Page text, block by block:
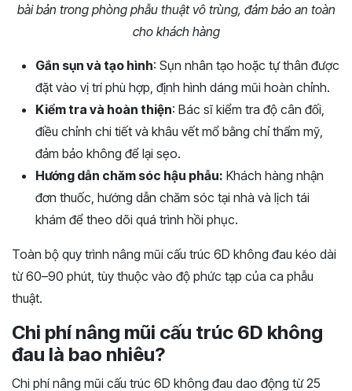
bài bản trong phòng phẫu thuật vô trùng, đảm bảo an toàn
cho khách hàng
Gắn sụn và tạo hình: Sụn nhân tạo hoặc tự thân được
đặt vào vị trí phù hợp, định hình dáng mũi hoàn chỉnh.
Kiểm tra và hoàn thiện: Bác sĩ kiểm tra độ cân đối,
điều chỉnh chi tiết và khâu vết mổ bằng chỉ thẩm mỹ,
đảm bảo không để lại sẹo.
Hướng dẫn chăm sóc hậu phẫu: Khách hàng nhận
đơn thuốc, hướng dẫn chăm sóc tại nhà và lịch tái
khám để theo dõi quá trình hồi phục.
Toàn bộ quy trình nâng mũi cấu trúc 6D không đau kéo dài
từ 60–90 phút, tùy thuộc vào độ phức tạp của ca phẫu
thuật.
Chi phí nâng mũi cấu trúc 6D không
đau là bao nhiêu?
Chi phí nâng mũi cấu trúc 6D không đau dao động từ 25